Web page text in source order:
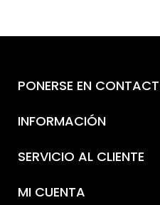
PONERSE EN
INFORMACIÓN
SERVICIO AL CLIENTE
MI CUENTA